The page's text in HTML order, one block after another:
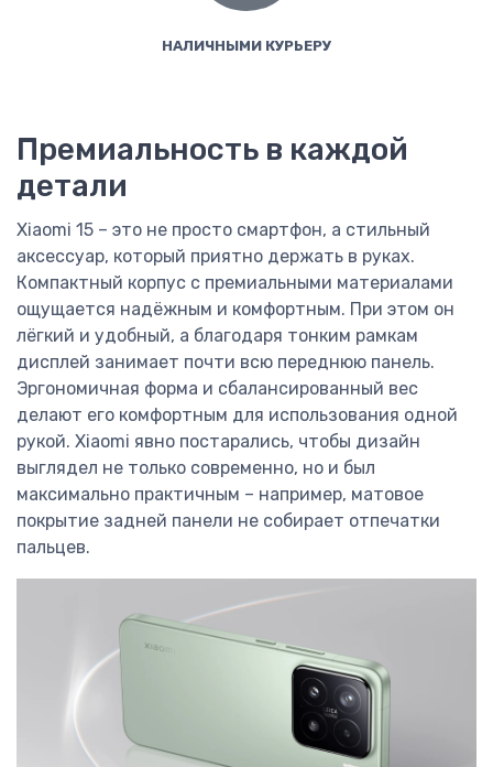
НАЛИЧНЫМИ КУРЬЕРУ
Премиальность в каждой
детали
Xiaomi 15 – это не просто смартфон, а стильный
аксессуар, который приятно держать в руках.
Компактный корпус с премиальными материалами
ощущается надёжным и комфортным. При этом он
лёгкий и удобный, а благодаря тонким рамкам
дисплей занимает почти всю переднюю панель.
Эргономичная форма и сбалансированный вес
делают его комфортным для использования одной
рукой. Xiaomi явно постарались, чтобы дизайн
выглядел не только современно, но и был
максимально практичным – например, матовое
покрытие задней панели не собирает отпечатки
пальцев.